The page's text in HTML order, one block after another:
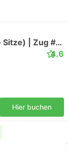
Transport stehend (keine Sitze) | Zug #C6566
4.6
Hier buchen